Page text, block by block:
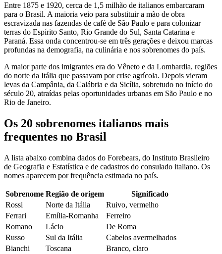
Entre 1875 e 1920, cerca de 1,5 milhão de italianos embarcaram
para o Brasil. A maioria veio para substituir a mão de obra
escravizada nas fazendas de café de São Paulo e para colonizar
terras do Espírito Santo, Rio Grande do Sul, Santa Catarina e
Paraná. Essa onda concentrou-se em três gerações e deixou marcas
profundas na demografia, na culinária e nos sobrenomes do país.
A maior parte dos imigrantes era do Vêneto e da Lombardia, regiões
do norte da Itália que passavam por crise agrícola. Depois vieram
levas da Campânia, da Calábria e da Sicília, sobretudo no início do
século 20, atraídas pelas oportunidades urbanas em São Paulo e no
Rio de Janeiro.
Os 20 sobrenomes italianos mais
frequentes no Brasil
A lista abaixo combina dados do Forebears, do Instituto Brasileiro
de Geografia e Estatística e de cadastros do consulado italiano. Os
nomes aparecem por frequência estimada no país.
Sobrenome Região de origem
Significado
Rossi
Norte da Itália
Ruivo, vermelho
Ferrari
Emília-Romanha
Ferreiro
Romano
Lácio
De Roma
Russo
Sul da Itália
Cabelos avermelhados
Bianchi
Toscana
Branco, claro